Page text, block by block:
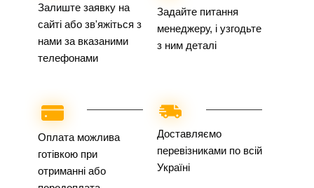
Залиште заявку на
сайті або зв'яжіться з
нами за вказаними
телефонами
Задайте питання
менеджеру, і узгодьте
з ним деталі
Оплата можлива
готівкою при
отриманні або
Доставляємо
перевізниками по всій
Україні